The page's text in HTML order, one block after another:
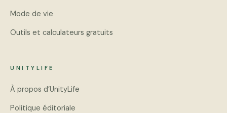
Mode de vie
Outils et calculateurs gratuits
UNITYLIFE
À propos d’UnityLife
Politique éditoriale